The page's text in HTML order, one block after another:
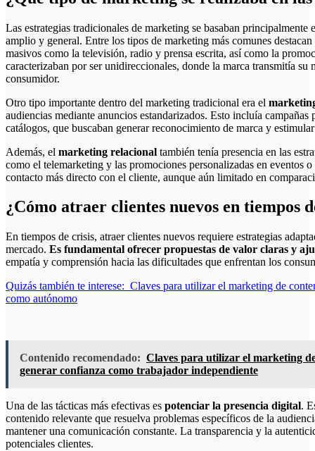
Las estrategias tradicionales de marketing se basaban principalmente en canales offline que buscaban alcanzar a un público
amplio y general. Entre los tipos de marketing más comunes
masivos como la televisión, radio y prensa escrita, así como la
caracterizaban por ser unidireccionales, donde la marca transmitía
consumidor.
Otro tipo importante dentro del marketing tradicional era el
audiencias mediante anuncios estandarizados. Esto incluía
catálogos, que buscaban generar reconocimiento de marca y
Además, el marketing relacional también tenía presencia en las
como el telemarketing y las promociones personalizadas en eventos
contacto más directo con el cliente, aunque aún limitado en
¿Cómo atraer clientes nuevos en tiempos
En tiempos de crisis, atraer clientes nuevos requiere estrategias
mercado. Es fundamental ofrecer propuestas de valor claras y
empatía y comprensión hacia las dificultades que enfrentan los
Quizás también te interese: Claves para utilizar el marketing de
como autónomo
Contenido recomendado: Claves para utilizar el marketing
generar confianza como trabajador independiente
Una de las tácticas más efectivas es potenciar la presencia digital.
contenido relevante que resuelva problemas específicos de la
mantener una comunicación constante. La transparencia y la
potenciales clientes.